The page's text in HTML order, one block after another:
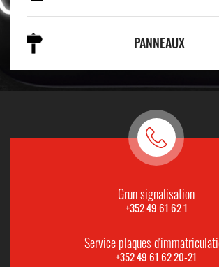
PANNEAUX
Grun signalisation
+352 49 61 62 1
Service plaques
+352 49 61 62 20-21